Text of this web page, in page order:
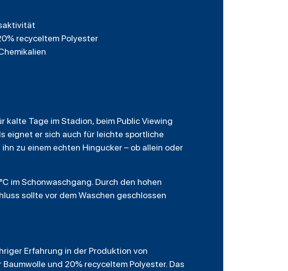
recyceltem Polyester
Tage im Stadion, beim Public Viewing
eignet er sich auch für leichte sportliche
zu einem echten Hingucker – ob allein oder
im Schonwaschgang. Durch den hohen
sollte vor dem Waschen geschlossen
Erfahrung in der Produktion von
und 20% recyceltem Polyester. Das